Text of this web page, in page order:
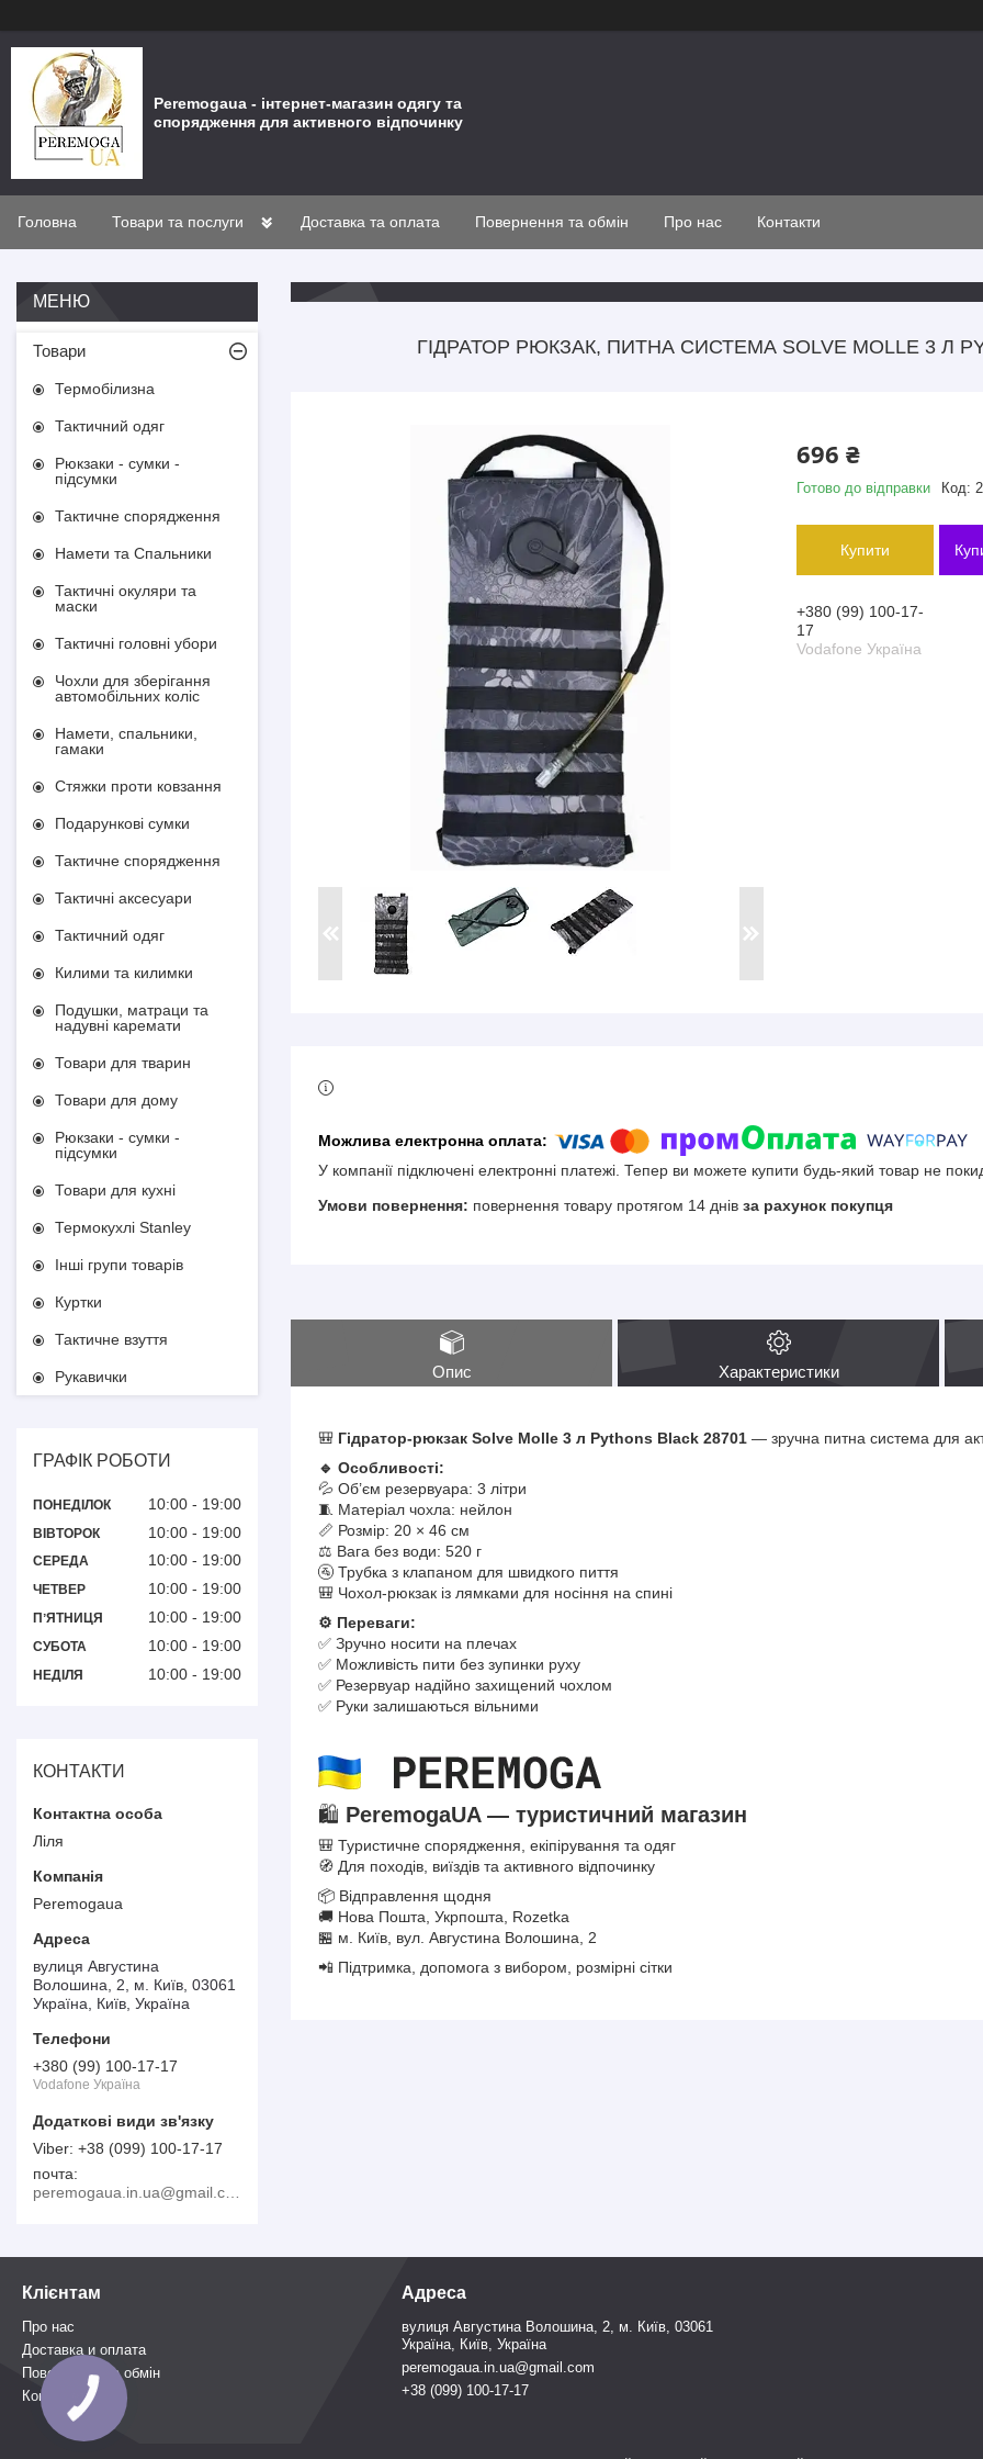
Peremogaua - інтернет-магазин одягу та
спорядження для активного відпочинку
Головна Товари та послуги Доставка та оплата Повернення та обмін Про нас Контакти
ГІДРАТОР РЮКЗАК, ПИТНА СИСТЕМА SOLVE MOLLE 3 Л
696 ₴
Готово до відправки Код:
Купити
+380 (99) 100-17-
17
Vodafone Україна
У компанії підключені електронні платежі. Тепер ви можете купити будь-який товар не
повернення товару протягом 14 днів за рахунок покупця
Опис Характеристики
🎒 Гідратор-рюкзак Solve Molle 3 л Pythons Black 28701 — зручна питна система для
🔹 Особливості:
💦 Об’єм резервуара: 3 літри
🧵 Матеріал чохла: нейлон
📏 Розмір: 20 × 46 см
⚖ Вага без води: 520 г
🚰 Трубка з клапаном для швидкого пиття
🎒 Чохол-рюкзак із лямками для носіння на спині
⚙️ Переваги:
✅ Зручно носити на плечах
✅ Можливість пити без зупинки руху
✅ Резервуар надійно захищений чохлом
✅ Руки залишаються вільними
🛍️ PeremogaUA — туристичний магазин
🎒 Туристичне спорядження, екіпірування та одяг
🧭 Для походів, виїздів та активного відпочинку
📦 Відправлення щодня
🚚 Нова Пошта, Укрпошта, Rozetka
🏪 м. Київ, вул. Августина Волошина, 2
📲 Підтримка, допомога з вибором, розмірні сітки
Товари
Термобілизна
Тактичний одяг
Рюкзаки - сумки -
підсумки
Тактичне спорядження
Намети та Спальники
Тактичні окуляри та
маски
Тактичні головні убори
Чохли для зберігання
автомобільних коліс
Намети, спальники,
гамаки
Стяжки проти ковзання
Подарункові сумки
Тактичне спорядження
Тактичні аксесуари
Тактичний одяг
Килими та килимки
Подушки, матраци та
надувні каремати
Товари для тварин
Товари для дому
Рюкзаки - сумки -
підсумки
Товари для кухні
Термокухлі Stanley
Інші групи товарів
Куртки
Тактичне взуття
Рукавички
ГРАФІК РОБОТИ
ПОНЕДІЛОК 10:00 19:00
ВІВТОРОК 10:00 19:00
СЕРЕДА 10:00 19:00
ЧЕТВЕР 10:00 19:00
ПʼЯТНИЦЯ 10:00 19:00
СУБОТА 10:00 19:00
НЕДІЛЯ 10:00 19:00
КОНТАКТИ
Ліля
Peremogaua
вулиця Августина
Волошина, 2, м. Київ, 03061
Україна, Київ, Україна
+380 (99) 100-17-17
Vodafone Україна
+38 (099) 100-17-17
почта
Клієнтам
Про нас
Доставка и оплата
Повернення та обмін
Контакти
Адреса
вулиця Августина Волошина, 2, м. Київ, 03061
Україна, Київ, Україна
peremogaua.in.ua@gmail.com
+38 (099) 100-17-17